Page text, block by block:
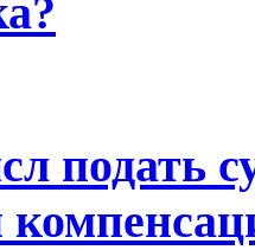
подать